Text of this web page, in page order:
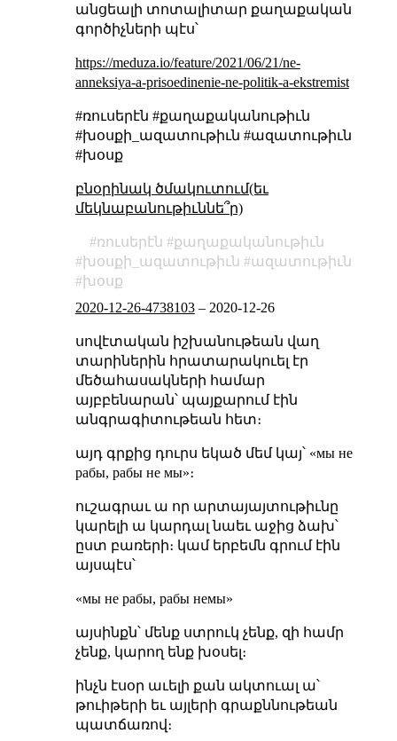
անցեալի տոտալիտար քաղաքական
գործիչների պէս՝
https://meduza.io/feature/2021/06/21/ne-
anneksiya-a-prisoedinenie-ne-politik-a-ekstremist
#ռուսերէն #քաղաքականութիւն
#խօսքի_ազատութիւն #ազատութիւն
#խօսք
բնօրինակ ծմակուտում(եւ
մեկնաբանութիւննե՞ր)
ռուսերէն
քաղաքականութիւն
խօսքի_ազատութիւն
ազատութիւն
խօսք
2020-12-26-4738103– 2020-12-26
սովէտական իշխանութեան վաղ
տարիներին հրատարակուել էր
մեծահասակների համար
այբբենարան՝ պայքարում էին
անգրագիտութեան հետ։
այդ գրքից դուրս եկած մեմ կայ՝ «мы не
рабы, рабы не мы»։
ուշագրաւ ա որ արտայայտութիւնը
կարելի ա կարդալ նաեւ աջից ձախ՝
ըստ բառերի։ կամ երբեմն գրում էին
այսպէս՝
«мы не рабы, рабы немы»
այսինքն՝ մենք ստրուկ չենք, զի համր
չենք, կարող ենք խօսել։
ինչն էսօր աւելի քան ակտուալ ա՝
թուիթերի եւ այլերի գրաքննութեան
պատճառով։